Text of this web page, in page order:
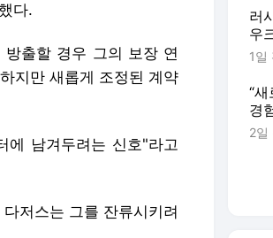
다.
출할 경우 그의 보장 연
지만 새롭게 조정된 계약
에 남겨두려는 신호"라고
저스는 그를 잔류시키려
러
우
1일
“
경
&
2일